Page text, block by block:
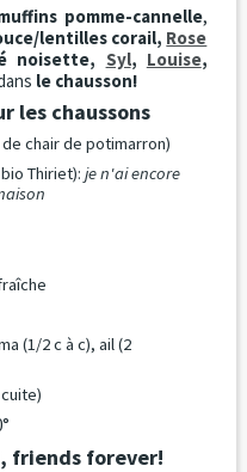
pomme-cannelle,
lentilles corail, Rose
noisette, Syl, Louise,
le chausson!
les chaussons
chair de potimarron)
Thiriet):je n'ai encore
(1/2 c à c), ail (2
friends forever!